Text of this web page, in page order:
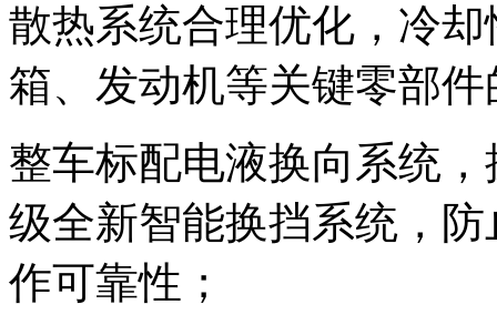
散热系统合理优化，冷
箱、发动机等关键零部
整车标配电液换向系统
级全新智能换挡系统，
作可靠性；